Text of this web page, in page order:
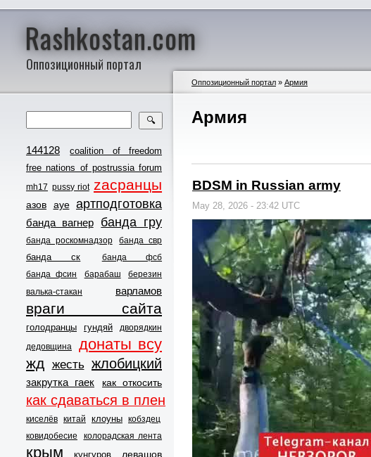
Rashkostan.com
Оппозиционный портал
🔍
144128
coalition of freedom
free nations of postrussia forum
mh17 pussy riot zасранцы
азов ауе артподготовка
банда вагнер банда гру
банда роскомнадзор банда свр
банда ск
банда фсб
банда фсин
барабаш
березин
валька-стакан
варламов
враги сайта
голодранцы гундяй
дворядкин
дедовщина
донаты всу
жд жесть жлобицкий
закрутка гаек как откосить
как сдаваться в плен
киселёв китай клоуны кобздец
ковидобесие
колорадская лента
крым кунгуров левашов
Оппозиционный портал » Армия
Армия
BDSM in Russian army
May 28, 2026 - 23:42 UTC